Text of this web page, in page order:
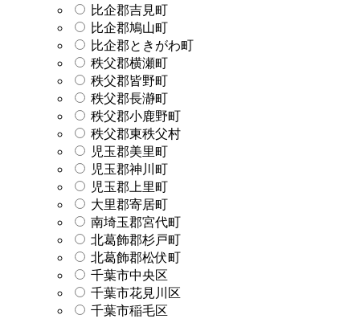
比企郡吉見町
比企郡鳩山町
比企郡ときがわ町
秩父郡横瀬町
秩父郡皆野町
秩父郡長瀞町
秩父郡小鹿野町
秩父郡東秩父村
児玉郡美里町
児玉郡神川町
児玉郡上里町
大里郡寄居町
南埼玉郡宮代町
北葛飾郡杉戸町
北葛飾郡松伏町
千葉市中央区
千葉市花見川区
千葉市稲毛区